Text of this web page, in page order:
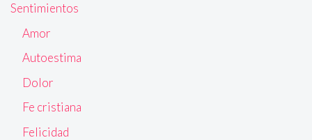
Sentimientos
Amor
Autoestima
Dolor
Fe cristiana
Felicidad